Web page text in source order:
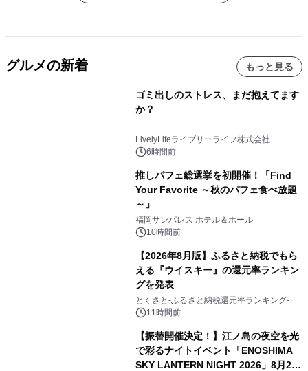
グルメの新着 もっと見る
ゴミ出しのストレス、まだ抱えてます
か？
LivelyLifeライブリーライフ株式会社
6時間前
推しパフェ総選挙を初開催！「Find
Your Favorite ～秋のパフェ食べ放題
～」
福岡サンパレス ホテル＆ホール
10時間前
【2026年8月版】ふるさと納税でもら
える『ウイスキー』の還元率ランキン
グを発表
とくさと-ふるさと納税還元率ランキング-
11時間前
【振替開催決定！】江ノ島の夜空を光
で彩るナイトイベント「ENOSHIMA
SKY LANTERN NIGHT 2026」8月22